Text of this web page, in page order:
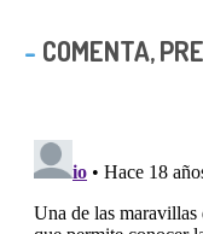
COMENTA,